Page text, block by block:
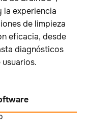
la experiencia
de limpieza
eficacia, desde
diagnósticos